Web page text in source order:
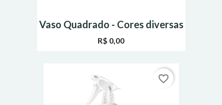
Vaso Quadrado - Cores diversas
R$ 0,00
favorite_border